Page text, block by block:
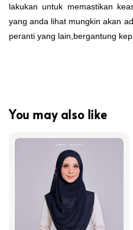
lakukan untuk memastikan
yang anda lihat mungkin akan
peranti yang lain,bergantung
You may also like